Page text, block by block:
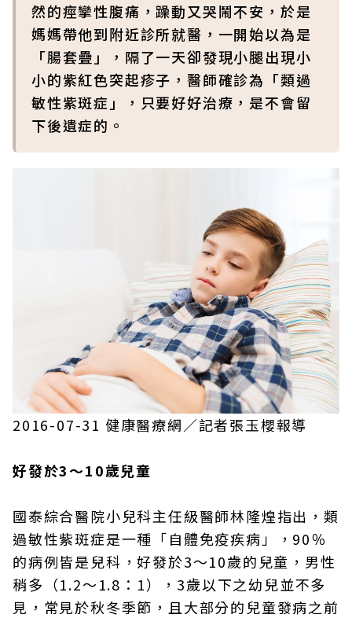
然的痙攣性腹痛，躁動又哭鬧不安，於是
媽媽帶他到附近診所就醫，一開始以為是
「腸套疊」，隔了一天卻發現小腿出現小
小的紫紅色突起疹子，醫師確診為「類過
敏性紫斑症」，只要好好治療，是不會留
下後遺症的。
2016-07-31 健康醫療網／記者張玉櫻報導
好發於3～10歲兒童
國泰綜合醫院小兒科主任級醫師林隆煌指出，類
過敏性紫斑症是一種「自體免疫疾病」，90％
的病例皆是兒科，好發於3～10歲的兒童，男性
稍多（1.2～1.8：1），3歲以下之幼兒並不多
見，常見於秋冬季節，且大部分的兒童發病之前